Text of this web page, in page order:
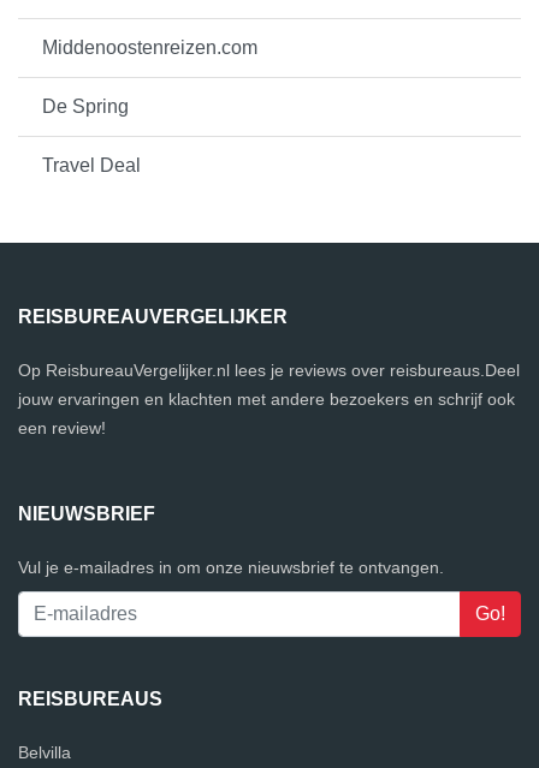
Middenoostenreizen.com
De Spring
Travel Deal
REISBUREAUVERGELIJKER
Op ReisbureauVergelijker.nl lees je reviews over reisbureaus.Deel
jouw ervaringen en klachten met andere bezoekers en schrijf ook
een review!
NIEUWSBRIEF
Vul je e-mailadres in om onze nieuwsbrief te ontvangen.
REISBUREAUS
Belvilla